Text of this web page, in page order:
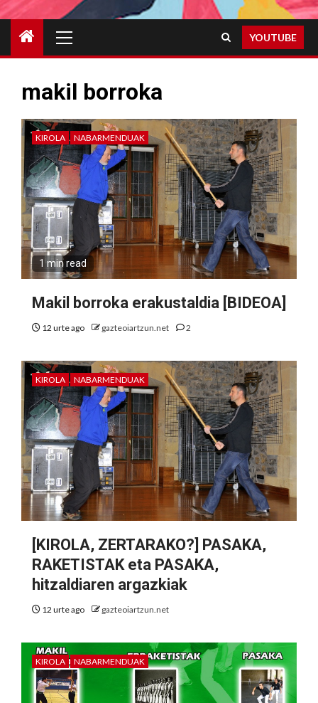
Menu
YOUTUBE
makil borroka
KIROLA NABARMENDUAK
1 min read
Makil borroka erakustaldia [BIDEOA]
12 urte ago gazteoiartzun.net 2
KIROLA NABARMENDUAK
[KIROLA, ZERTARAKO?] PASAKA,
RAKETISTAK eta PASAKA,
hitzaldiaren argazkiak
12 urte ago gazteoiartzun.net
KIROLA NABARMENDUAK